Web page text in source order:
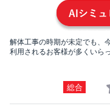
解体工事の時期が未定でも、
利用されるお客様が多くいら
総合